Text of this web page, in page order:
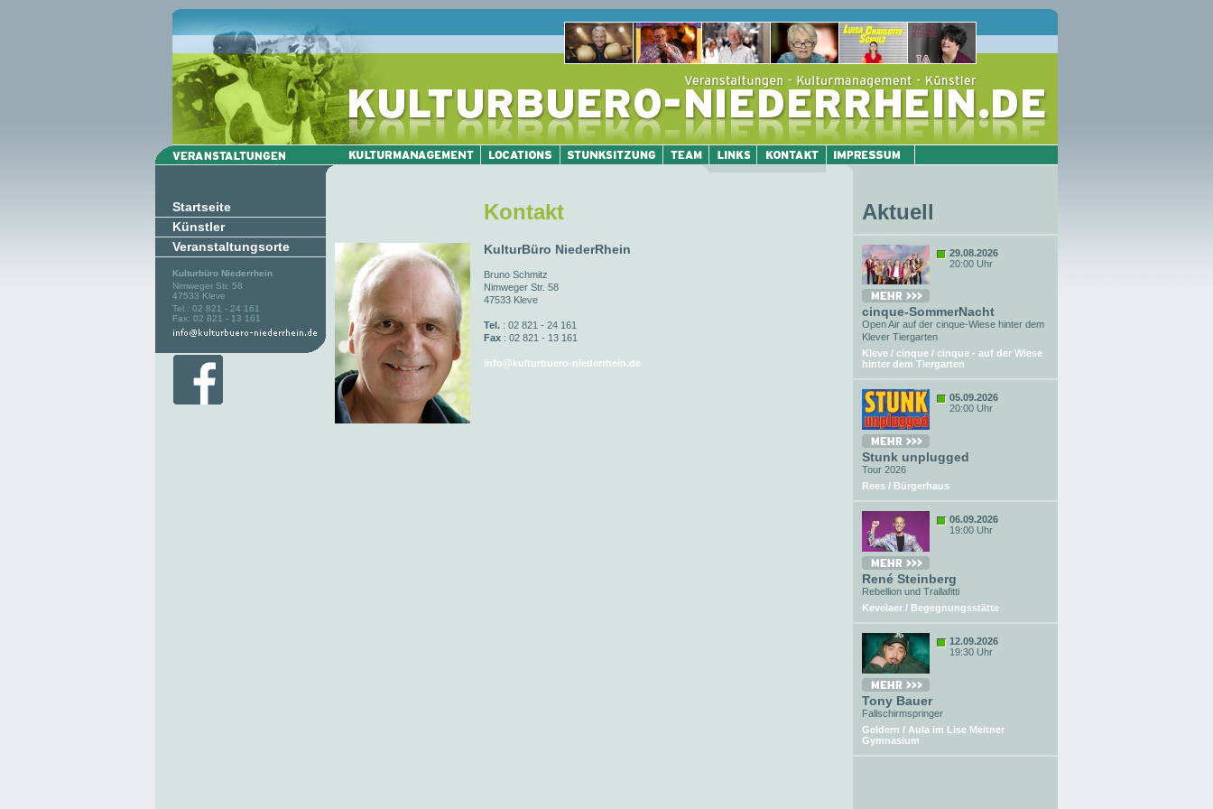
Startseite
Künstler
Veranstaltungsorte
Kulturbüro Niederrhein
Nimweger Str. 58
47533 Kleve
Tel.: 02 821 - 24 161
Fax: 02 821 - 13 161
Kontakt
KulturBüro NiederRhein
Bruno Schmitz
Nimweger Str. 58
47533 Kleve
Tel. : 02 821 - 24 161
Fax : 02 821 - 13 161
info@kulturbuero-niederrhein.de
Aktuell
29.08.2026
20:00 Uhr
cinque-SommerNacht
Open Air auf der cinque-Wiese hinter dem
Klever Tiergarten
Kleve / cinque / cinque - auf der Wiese
hinter dem Tiergarten
05.09.2026
20:00 Uhr
Stunk unplugged
Tour 2026
Rees / Bürgerhaus
06.09.2026
19:00 Uhr
René Steinberg
Rebellion und Trallafitti
Kevelaer / Begegnungsstätte
12.09.2026
19:30 Uhr
Tony Bauer
Fallschirmspringer
Geldern / Aula im Lise Meitner
Gymnasium